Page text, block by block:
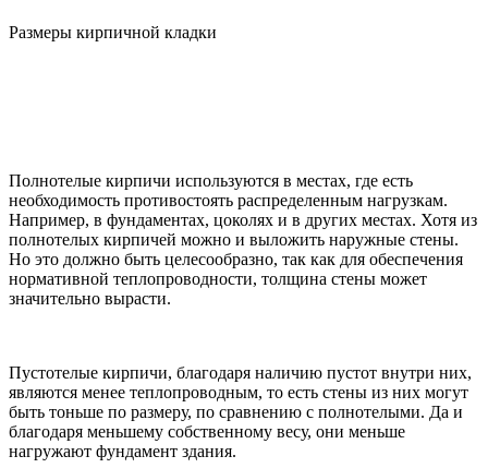
Размеры кирпичной кладки
Полнотелые кирпичи используются в местах, где есть
необходимость противостоять распределенным нагрузкам.
Например, в фундаментах, цоколях и в других местах. Хотя из
полнотелых кирпичей можно и выложить наружные стены.
Но это должно быть целесообразно, так как для обеспечения
нормативной теплопроводности, толщина стены может
значительно вырасти.
Пустотелые кирпичи, благодаря наличию пустот внутри них,
являются менее теплопроводным, то есть стены из них могут
быть тоньше по размеру, по сравнению с полнотелыми. Да и
благодаря меньшему собственному весу, они меньше
нагружают фундамент здания.